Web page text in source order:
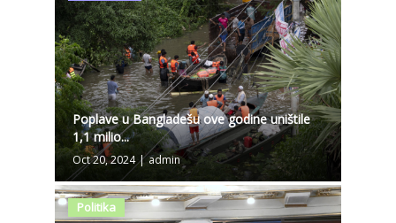
Poplave u Bangladešu ove godine uništile
1,1 milio...
Oct 20, 2024 | admin
Politika